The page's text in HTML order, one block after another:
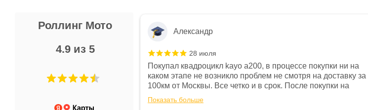
Роллинг Мото
4.9 из 5
Не понравились условия
и дают только на год)
Александр
28 июля
Покупал квадроцикл kayo a200, в процессе покупки ни на
каком этапе не возникло проблем не смотря на доставку за
100км от Москвы. Все четко и в срок. После покупки на
спидометре всегда был 0, при этом представители магазина
постоянно были на связи и в итоге проблема была решена.
Показать больше